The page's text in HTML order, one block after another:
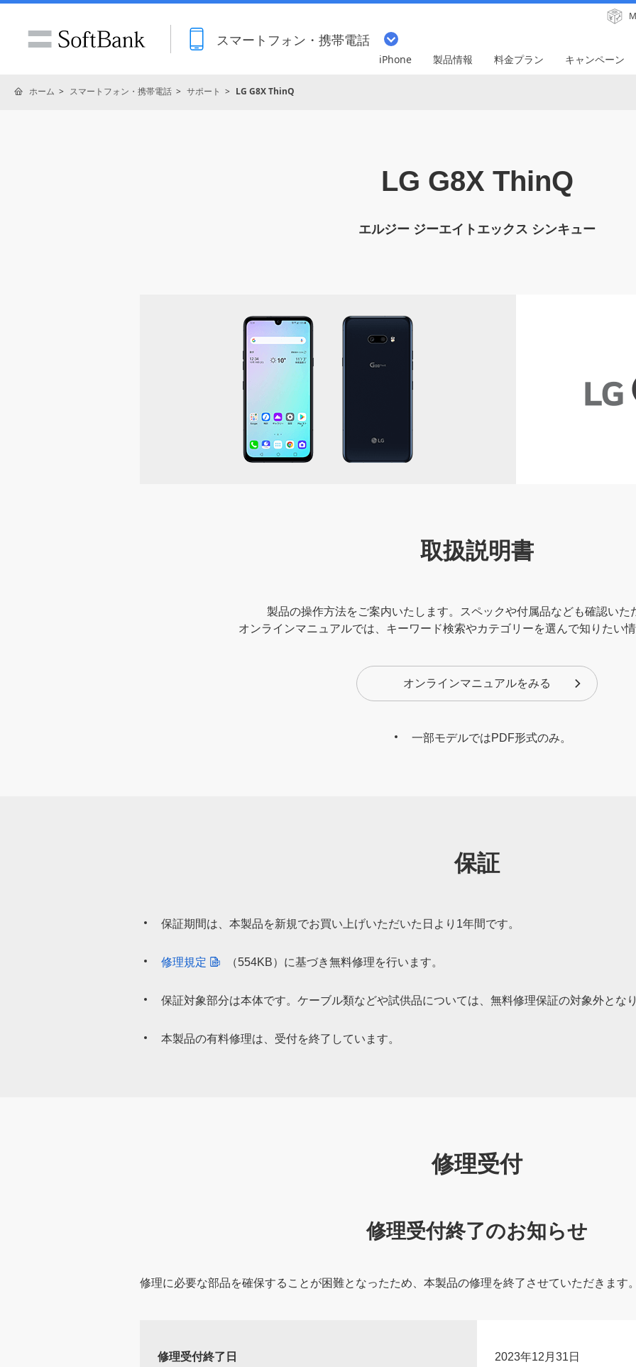
スマートフォン・携帯電話
iPhone 製品情報 料金プラン キャンペーン
ホーム スマートフォン・携帯電話 サポート LG G8X ThinQ
LG G8X ThinQ
エルジー ジーエイトエックス シンキュー
取扱説明書
製品の操作方法をご案内いたします。スペックや付属品なども確認いた
オンラインマニュアルでは、キーワード検索やカテゴリーを選んで知りたい
オンラインマニュアルをみる
一部モデルではPDF形式のみ。
保証
保証期間は、本製品を新規でお買い上げいただいた日より1年間です。
修理規定 （554KB） に基づき無料修理を行います。
保証対象部分は本体です。ケーブル類などや試供品については、無料修理保証の対象外とな
本製品の有料修理は、受付を終了しています。
修理受付
修理受付終了のお知らせ
修理に必要な部品を確保することが困難となったため、本製品の修理を終了させていただきます
修理受付終了日 2023年12月31日